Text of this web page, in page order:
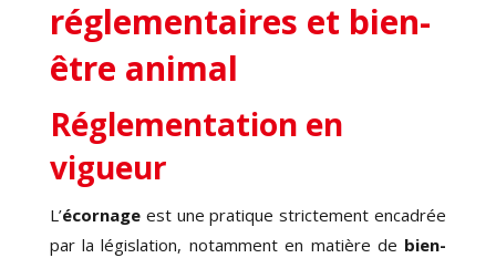
réglementaires et bien-
être animal
Réglementation en
vigueur
L’écornageest une pratique strictement encadrée
par la législation, notamment en matière de bien-